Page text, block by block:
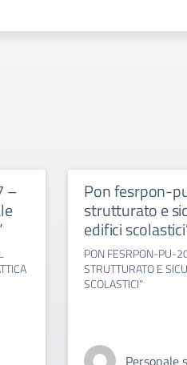
– Pon fesrpon-
strutturato e
edifici
PON FESRPON-PU-
STRUTTURATO E
SCOLASTICI”
Personale